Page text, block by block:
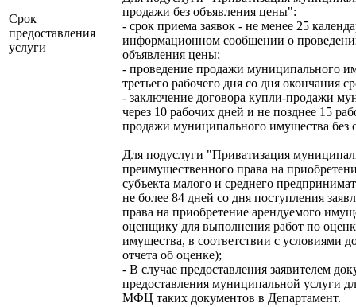
Срок
предоставления
услуги
продажи без объявления цены":
- срок приема заявок - не менее 25
информационном сообщении о
объявления цены;
- проведение продажи муниципального
третьего рабочего дня со дня окончания
- заключение договора купли-продажи
через 10 рабочих дней и не позднее 15
продажи муниципального имущества без
Для подуслуги "Приватизация
преимущественного права на
субъекта малого и среднего
не более 84 дней со дня поступления
права на приобретение арендуемого
оценщику для выполнения работ по
имущества, в соответствии с условиями
отчета об оценке);
- В случае предоставления заявителем
предоставления муниципальной услуги
МФЦ таких документов в Департамент.